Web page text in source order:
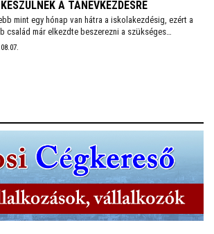
A TANÉVKEZDÉSRE
mint egy hónap van hátra a iskolakezdésig, ezért a
család már elkezdte beszerezni a szükséges
A fehérvári papír-írószer üzletek már július eleje